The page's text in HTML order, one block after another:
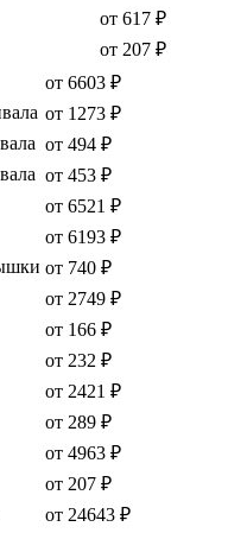
от 617 ₽
от 207 ₽
от 6603 ₽
от 1273 ₽
от 494 ₽
от 453 ₽
от 6521 ₽
от 6193 ₽
от 740 ₽
от 2749 ₽
от 166 ₽
от 232 ₽
от 2421 ₽
от 289 ₽
от 4963 ₽
от 207 ₽
от 24643 ₽